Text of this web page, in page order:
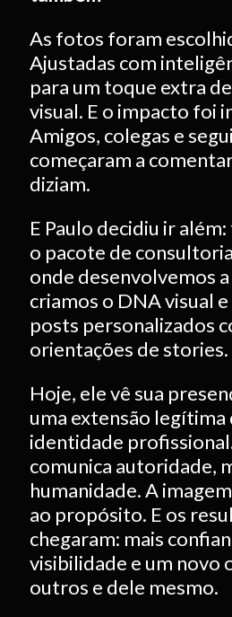
As fotos foram
Ajustadas com
para um toque extra
visual. E o impacto foi
Amigos, colegas e
começaram a
diziam.
E Paulo decidiu ir
o pacote de consultoria
onde desenvolvemos
criamos o DNA visual
posts personalizados
orientações de stories.
Hoje, ele vê sua
uma extensão legítima
identidade
comunica autoridade,
humanidade. A
ao propósito. E os
chegaram: mais
visibilidade e um novo
outros e dele mesmo.